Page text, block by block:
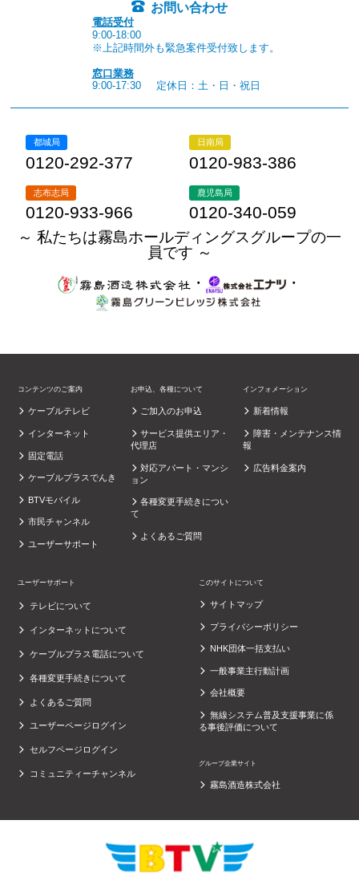
お問い合わせ
電話受付
9:00-18:00
※上記時間外も緊急案件受付致します。
窓口業務
9:00-17:30
定休日：土・日・祝日
都城局
0120-292-377
日南局
0120-983-386
志布志局
0120-933-966
鹿児島局
0120-340-059
～ 私たちは霧島ホールディングスグループの一
員です ～
・
・
コンテンツのご案内
ケーブルテレビ
インターネット
固定電話
ケーブルプラスでんき
BTVモバイル
市民チャンネル
ユーザーサポート
お申込、各種について
ご加入のお申込
サービス提供エリア・
代理店
対応アパート・マンシ
ョン
各種変更手続きについ
て
よくあるご質問
インフォメーション
新着情報
障害・メンテナンス情
報
広告料金案内
ユーザーサポート
テレビについて
インターネットについて
ケーブルプラス電話について
各種変更手続きについて
よくあるご質問
ユーザーページログイン
セルフページログイン
コミュニティーチャンネル
このサイトについて
サイトマップ
プライバシーポリシー
NHK団体一括支払い
一般事業主行動計画
会社概要
無線システム普及支援事業に係
る事後評価について
グループ企業サイト
霧島酒造株式会社